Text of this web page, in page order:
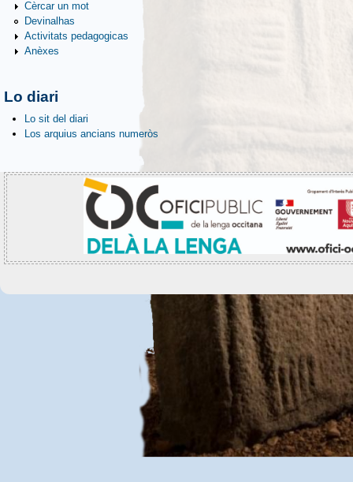
Cèrcar un mot
Devinalhas
Activitats pedagogicas
Anèxes
Lo diari
Lo sit del diari
Los arquius ancians numeròs